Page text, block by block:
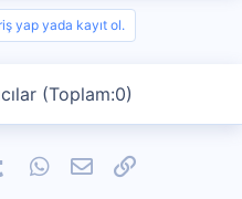
yap yada kayıt ol.
(Toplam:0)
TumblrWhatsApp
E-postaLink